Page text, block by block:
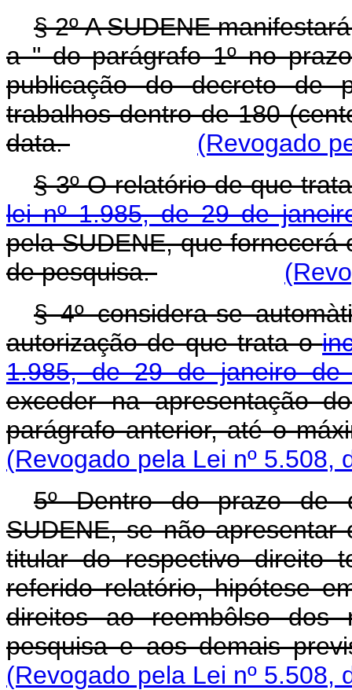
§ 2º A SUDENE
a " do parágrafo 1º no
publicação do decreto de
trabalhos dentro de 180
data.
(Revogado
§ 3º O relatório de que
lei nº 1.985, de 29 de
pela SUDENE, que
de pesquisa.
§ 4º considera-se
autorização de que trata o
1.985, de 29 de janeiro de
exceder na apresentação
parágrafo anterior, até o
(Revogado pela Lei nº 5.508,
5º Dentro do prazo de
SUDENE, se não
titular do respectivo direito
referido relatório, hipótese
direitos ao reembôlso dos
pesquisa e aos demais
(Revogado pela Lei nº 5.508,